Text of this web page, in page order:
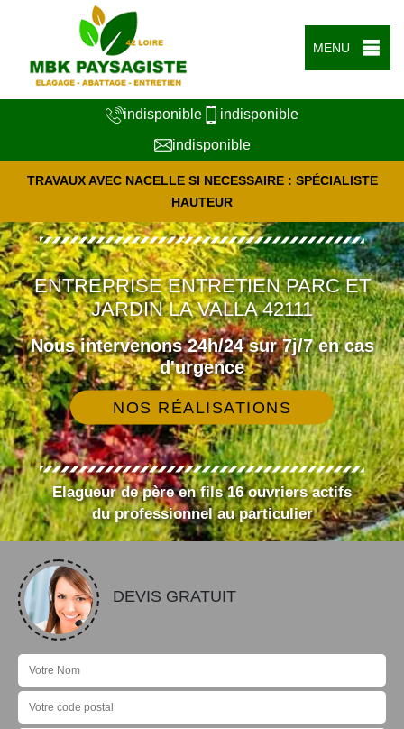
MENU
indisponible
indisponible
indisponible
TRAVAUX AVEC NACELLE SI NECESSAIRE : SPÉCIALISTE
HAUTEUR
ENTREPRISE ENTRETIEN PARC ET
JARDIN LA VALLA 42111
Nous intervenons 24h/24 sur 7j/7 en cas
d'urgence
NOS RÉALISATIONS
Elagueur de père en fils 16 ouvriers actifs
du professionnel au particulier
DEVIS GRATUIT